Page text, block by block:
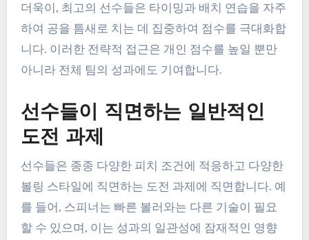
더욱이, 최고의 선수들은 타이밍과 배치 연습을 자주
하여 공을 틈새로 치는 데 집중하여 점수를 극대화합
니다. 이러한 전략적 접근은 개인 점수를 높일 뿐만
아니라 전체 팀의 성과에도 기여합니다.
선수들이 직면하는 일반적인
도전 과제
선수들은 종종 다양한 피치 조건에 적응하고 다양한
볼링 스타일에 직면하는 도전 과제에 직면합니다. 예
를 들어, 스피너는 빠른 볼러와는 다른 기술이 필요
할 수 있으며, 이는 성과의 일관성에 잠재적인 영향